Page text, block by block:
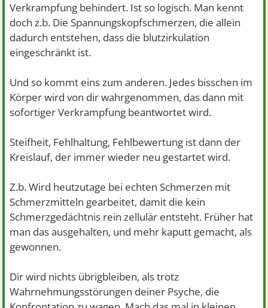
Verkrampfung behindert. Ist so logisch. Man kennt
doch z.b. Die Spannungskopfschmerzen, die allein
dadurch entstehen, dass die blutzirkulation
eingeschränkt ist.
Und so kommt eins zum anderen. Jedes bisschen im
Körper wird von dir wahrgenommen, das dann mit
sofortiger Verkrampfung beantwortet wird.
Steifheit, Fehlhaltung, Fehlbewertung ist dann der
Kreislauf, der immer wieder neu gestartet wird.
Z.b. Wird heutzutage bei echten Schmerzen mit
Schmerzmitteln gearbeitet, damit die kein
Schmerzgedächtnis rein zellulär entsteht. Früher hat
man das ausgehalten, und mehr kaputt gemacht, als
gewonnen.
Dir wird nichts übrigbleiben, als trotz
Wahrnehmungsstörungen deiner Psyche, die